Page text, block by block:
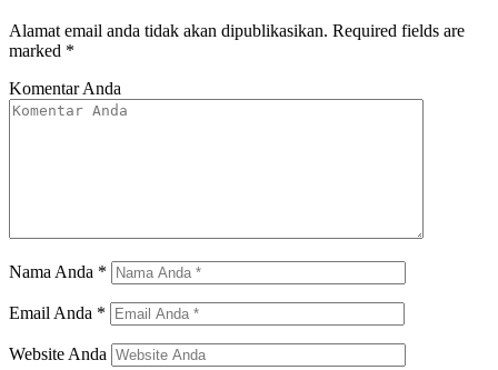
Alamat email anda tidak akan dipublikasikan. Required fields are
marked *
Komentar Anda
Nama Anda *
Email Anda *
Website Anda